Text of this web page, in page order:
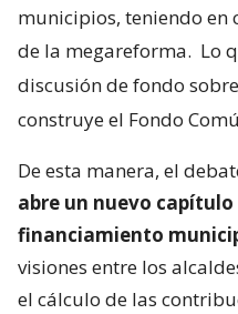
municipios, teniendo en
de la megareforma. Lo
discusión de fondo
construye el Fondo
De esta manera, el
abre un nuevo
financiamiento
visiones entre los
el cálculo de las